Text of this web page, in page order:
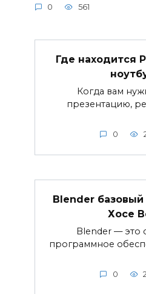
0 561
Где находится
Когда вам
презентацию,
0
Blender
Хосе
Blender — это
программное
0